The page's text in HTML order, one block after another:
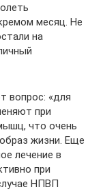
месяц. Не
на
вопрос: «для
при
что очень
жизни. Еще
лечение в
при
НПВП